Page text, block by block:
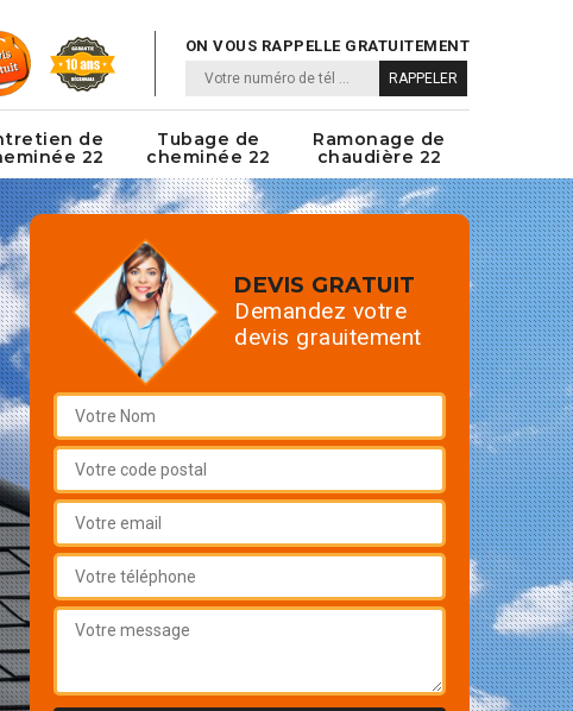
ON VOUS RAPPELLE GRATUITEMENT
de
22
Tubage de
cheminée 22
Ramonage de
chaudière 22
DEVIS GRATUIT
Demandez votre
devis grauitement